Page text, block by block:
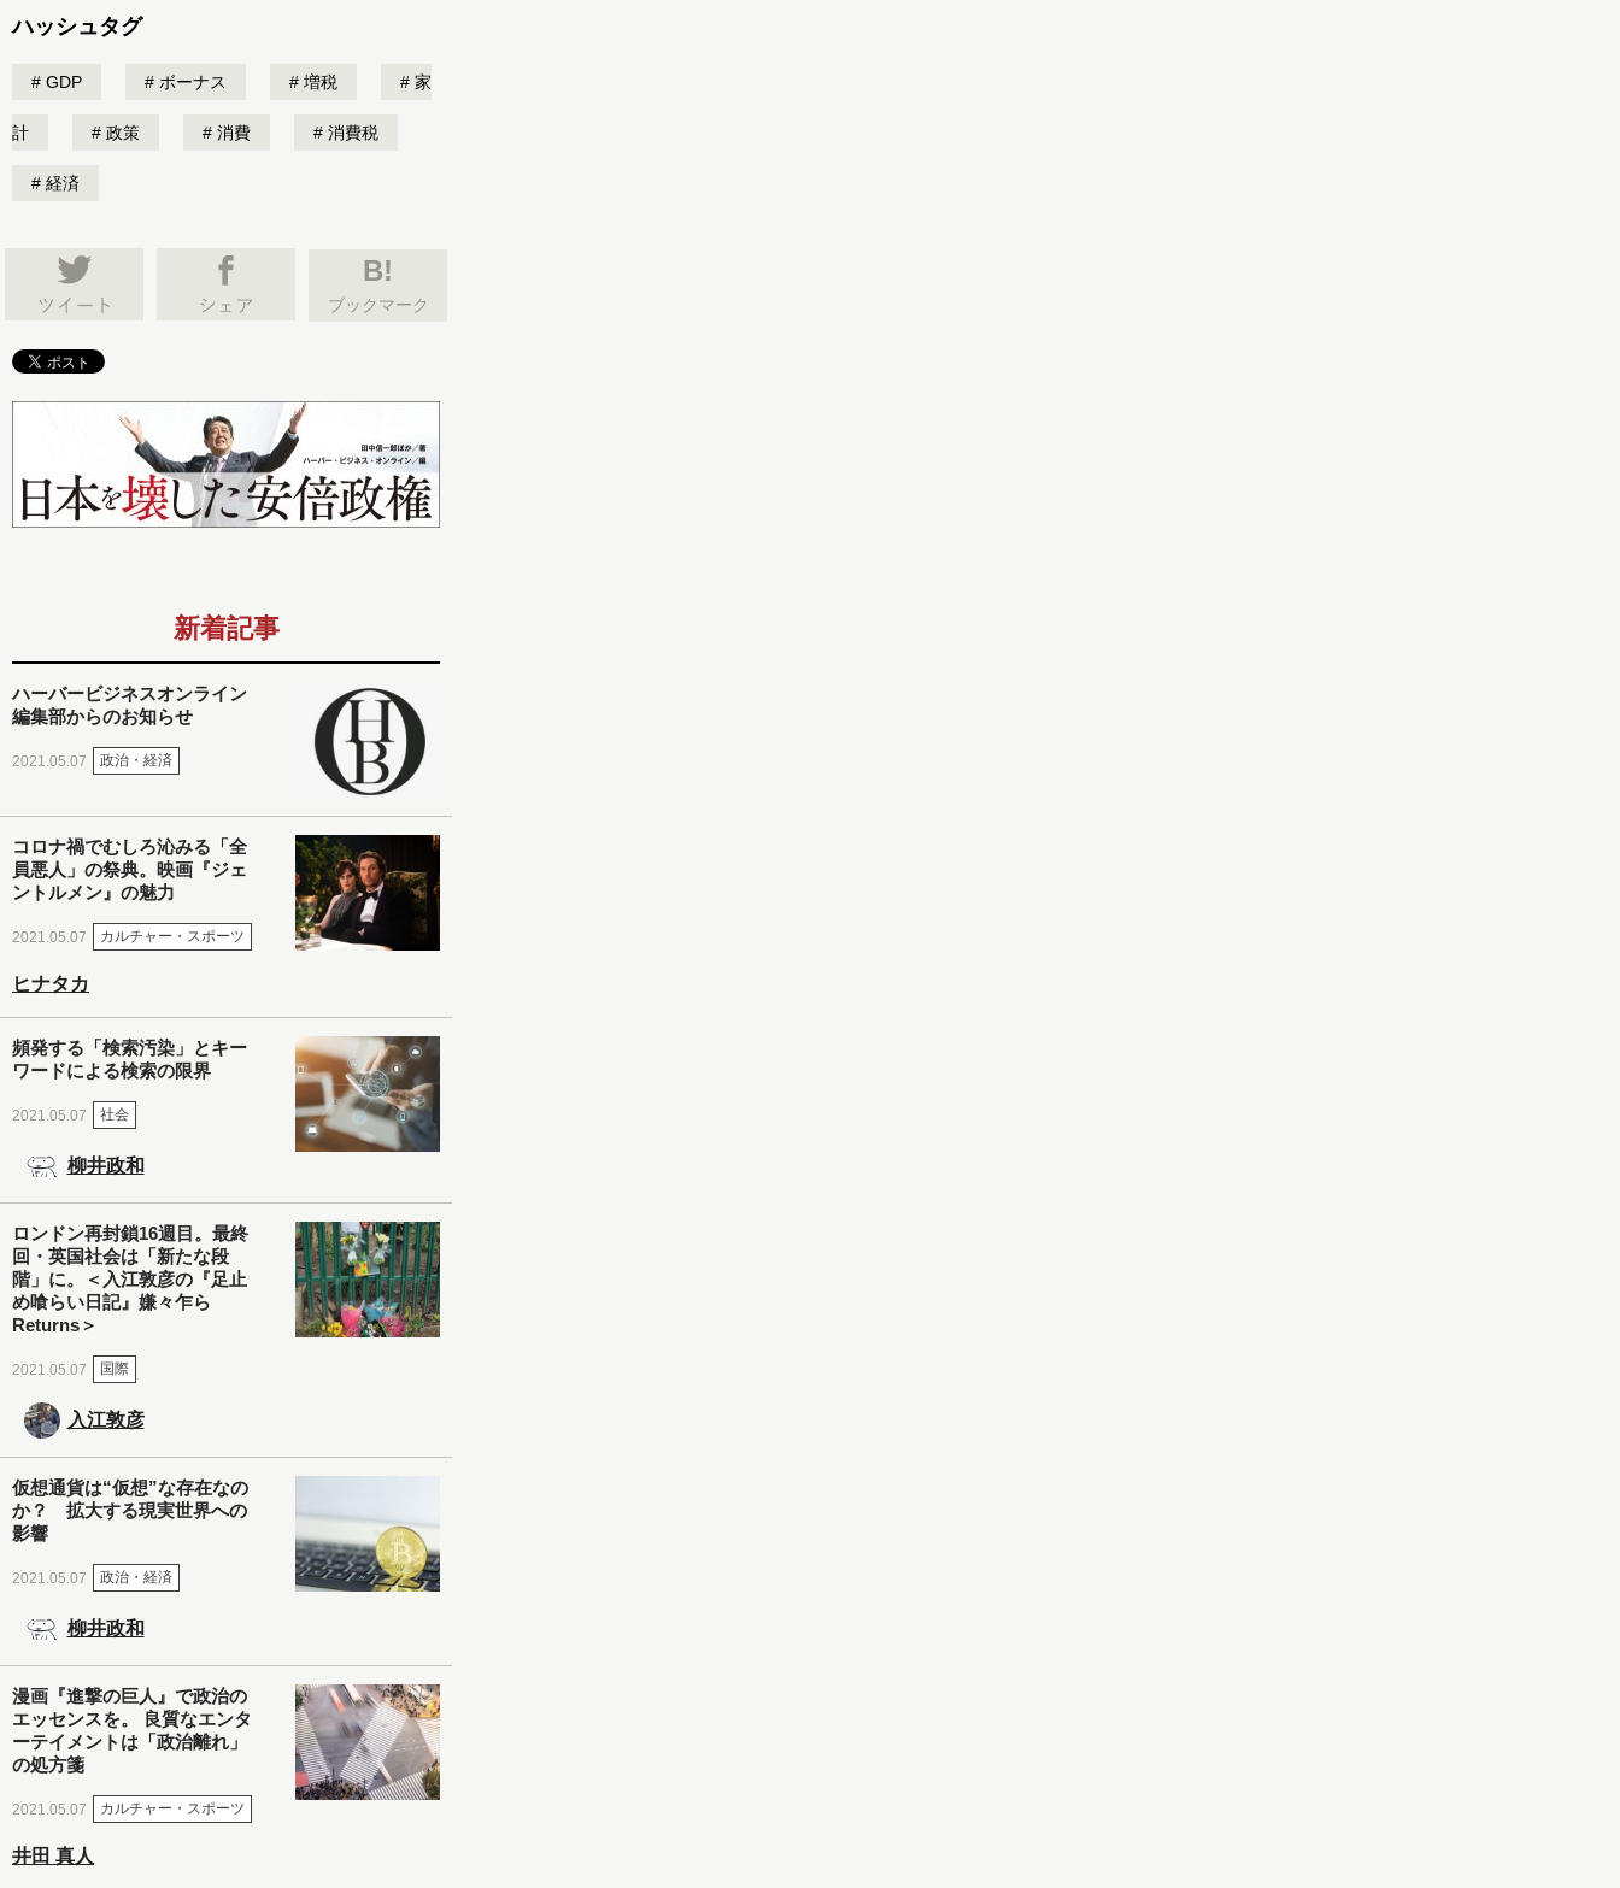
ハッシュタグ
GDP ボーナス 増税 家
計 政策 消費 消費税
経済
B!
ブックマーク
新着記事
ハーバービジネスオンライン
編集部からのお知らせ
2021.05.07 政治・経済
コロナ禍でむしろ沁みる「全
員悪人」の祭典。映画『ジェ
ントルメン』の魅力
2021.05.07 カルチャー・スポーツ
ヒナタカ
頻発する「検索汚染」とキー
ワードによる検索の限界
2021.05.07 社会
柳井政和
ロンドン再封鎖16週目。最終
回・英国社会は「新たな段
階」に。＜入江敦彦の『足止
め喰らい日記』嫌々乍ら
Returns＞
2021.05.07 国際
入江敦彦
仮想通貨は“仮想”な存在なの
か？ 拡大する現実世界への
影響
2021.05.07 政治・経済
柳井政和
漫画『進撃の巨人』で政治の
エッセンスを。 良質なエンタ
ーテイメントは「政治離れ」
の処方箋
2021.05.07 カルチャー・スポーツ
井田 真人